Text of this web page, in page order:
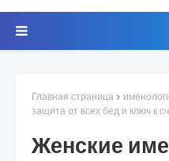
Главная страница
защита от всех бед и ключ к
Женские